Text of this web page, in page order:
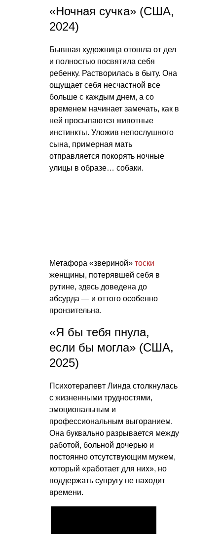
«Ночная сучка» (США,
2024)
Бывшая художница отошла от дел
и полностью посвятила себя
ребенку. Растворилась в быту. Она
ощущает себя несчастной все
больше с каждым днем, а со
временем начинает замечать, как в
ней просыпаются животные
инстинкты. Уложив непослушного
сына, примерная мать
отправляется покорять ночные
улицы в образе… собаки.
Метафора «звериной» тоски
женщины, потерявшей себя в
рутине, здесь доведена до
абсурда — и оттого особенно
пронзительна.
«Я бы тебя пнула,
если бы могла» (США,
2025)
Психотерапевт Линда столкнулась
с жизненными трудностями,
эмоциональным и
профессиональным выгоранием.
Она буквально разрывается между
работой, больной дочерью и
постоянно отсутствующим мужем,
который «работает для них», но
поддержать супругу не находит
времени.